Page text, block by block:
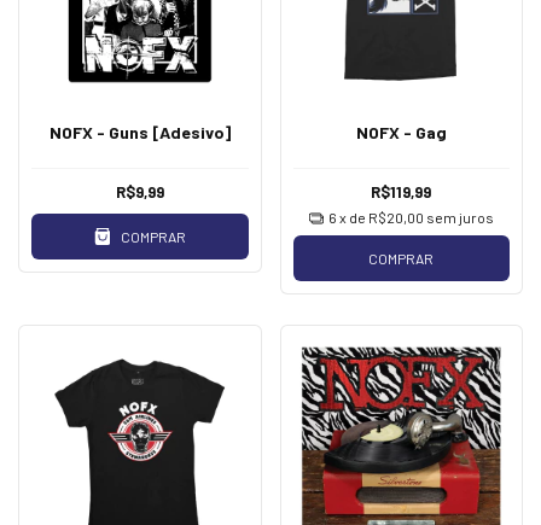
NOFX - Guns [Adesivo]
R$9,99
COMPRAR
NOFX - Gag
R$119,99
6 x de R$20,00 sem juros
COMPRAR